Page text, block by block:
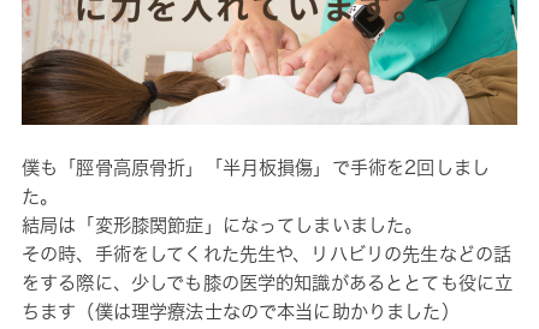
僕も「脛骨高原骨折」「半月板損傷」で手術を2回しまし
た。
結局は「変形膝関節症」になってしまいました。
その時、手術をしてくれた先生や、リハビリの先生などの話
をする際に、少しでも膝の医学的知識があるととても役に立
ちます（僕は理学療法士なので本当に助かりました）